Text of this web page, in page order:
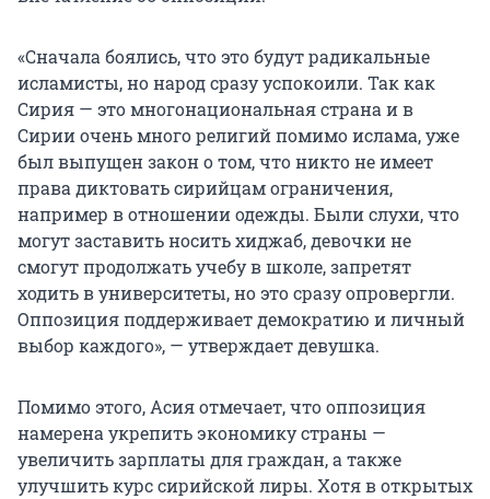
«Сначала боялись, что это будут радикальные
исламисты, но народ сразу успокоили. Так как
Сирия — это многонациональная страна и в
Сирии очень много религий помимо ислама, уже
был выпущен закон о том, что никто не имеет
права диктовать сирийцам ограничения,
например в отношении одежды. Были слухи, что
могут заставить носить хиджаб, девочки не
смогут продолжать учебу в школе, запретят
ходить в университеты, но это сразу опровергли.
Оппозиция поддерживает демократию и личный
выбор каждого», — утверждает девушка.
Помимо этого, Асия отмечает, что оппозиция
намерена укрепить экономику страны —
увеличить зарплаты для граждан, а также
улучшить курс сирийской лиры. Хотя в открытых